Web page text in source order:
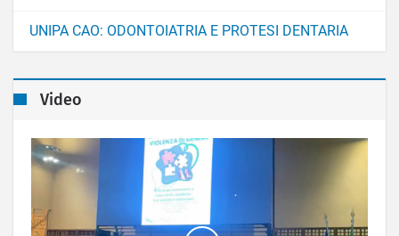
UNIPA CAO: ODONTOIATRIA E PROTESI DENTARIA
Video